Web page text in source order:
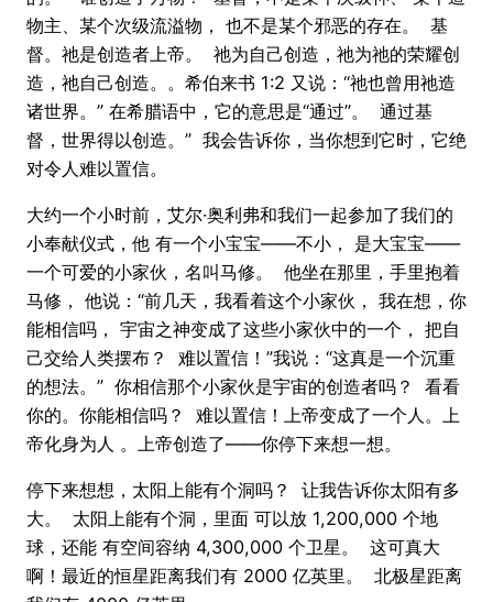
物主、某个次级流溢物， 也不是某个邪恶的存在。 基
督。祂是创造者上帝。 祂为自己创造，祂为祂的荣耀创
造，祂自己创造。。希伯来书 1:2 又说：“祂也曾用祂造
诸世界。” 在希腊语中，它的意思是“通过”。 通过基
督，世界得以创造。” 我会告诉你，当你想到它时，它绝
对令人难以置信。
大约一个小时前，艾尔·奥利弗和我们一起参加了我们的
小奉献仪式，他 有一个小宝宝——不小， 是大宝宝——
一个可爱的小家伙，名叫马修。 他坐在那里，手里抱着
马修， 他说：“前几天，我看着这个小家伙， 我在想，你
能相信吗， 宇宙之神变成了这些小家伙中的一个， 把自
己交给人类摆布？ 难以置信！”我说：“这真是一个沉重
的想法。” 你相信那个小家伙是宇宙的创造者吗？ 看看
你的。你能相信吗？ 难以置信！上帝变成了一个人。上
帝化身为人 。上帝创造了——你停下来想一想。
停下来想想，太阳上能有个洞吗？ 让我告诉你太阳有多
大。 太阳上能有个洞，里面 可以放 1,200,000 个地
球，还能 有空间容纳 4,300,000 个卫星。 这可真大
啊！最近的恒星距离我们有 2000 亿英里。 北极星距离